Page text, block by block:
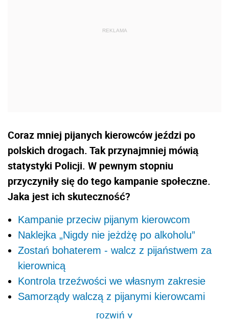
Coraz mniej pijanych kierowców jeździ po
polskich drogach. Tak przynajmniej mówią
statystyki Policji. W pewnym stopniu
przyczyniły się do tego kampanie społeczne.
Jaka jest ich skuteczność?
Kampanie przeciw pijanym kierowcom
Naklejka „Nigdy nie jeżdżę po alkoholu”
Zostań bohaterem - walcz z pijaństwem za
kierownicą
Kontrola trzeźwości we własnym zakresie
Samorządy walczą z pijanymi kierowcami
rozwiń>